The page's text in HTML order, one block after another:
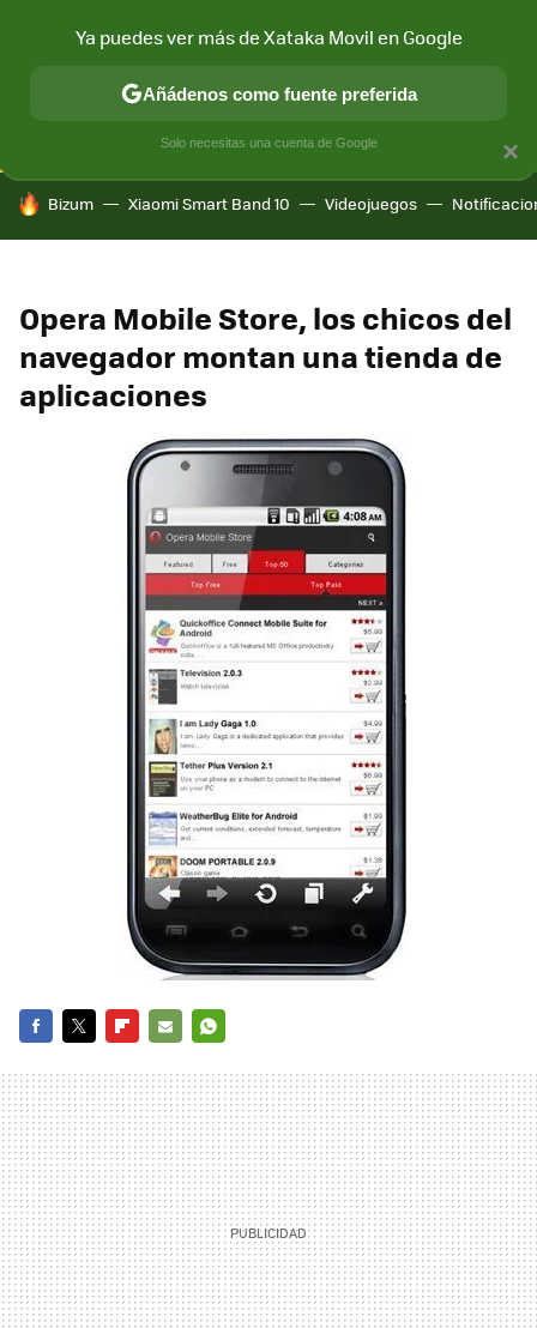
CONECTIVIDAD MÓVIL Y SOCIEDAD APLICACIONES
HOY SE HABLA DE
Bizum Xiaomi Smart Band 10 Videojuegos
Opera Mobile Store, los chicos del
navegador montan una tienda de
aplicaciones
MAIL
×
Ya puedes ver más de Xataka Movil en Google
Añádenos como fuente preferida
Solo necesitas una cuenta de Google